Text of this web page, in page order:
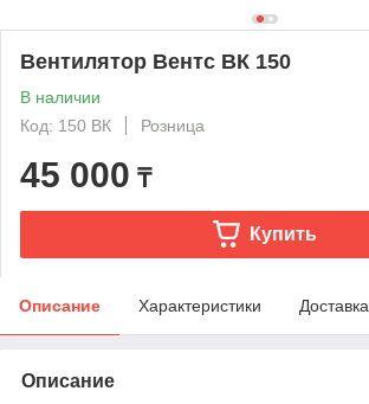
Вентилятор Вентс ВК 150
В наличии
Код: 150 ВК
Розница
45 000 ₸
Купить
Описание Характеристики Доставка
Описание